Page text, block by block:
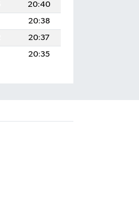
20:40
20:38
20:37
20:35